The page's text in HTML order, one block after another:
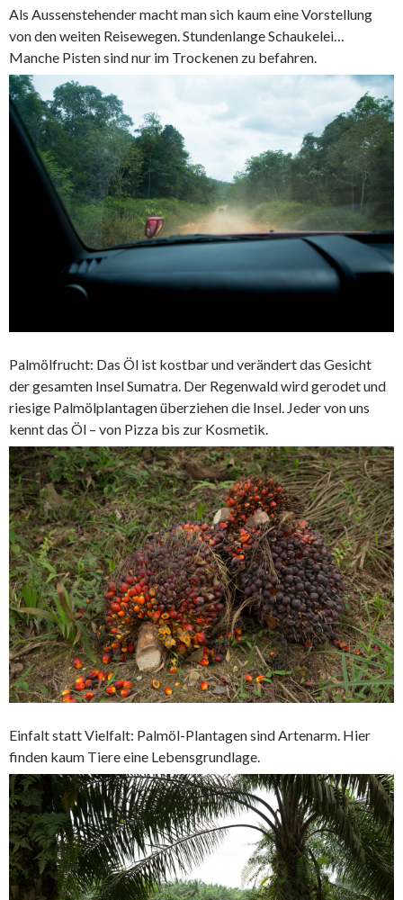
Als Aussenstehender macht man sich kaum eine Vorstellung
von den weiten Reisewegen. Stundenlange Schaukelei…
Manche Pisten sind nur im Trockenen zu befahren.
Palmölfrucht: Das Öl ist kostbar und verändert das Gesicht
der gesamten Insel Sumatra. Der Regenwald wird gerodet und
riesige Palmölplantagen überziehen die Insel. Jeder von uns
kennt das Öl – von Pizza bis zur Kosmetik.
Einfalt statt Vielfalt: Palmöl-Plantagen sind Artenarm. Hier
finden kaum Tiere eine Lebensgrundlage.